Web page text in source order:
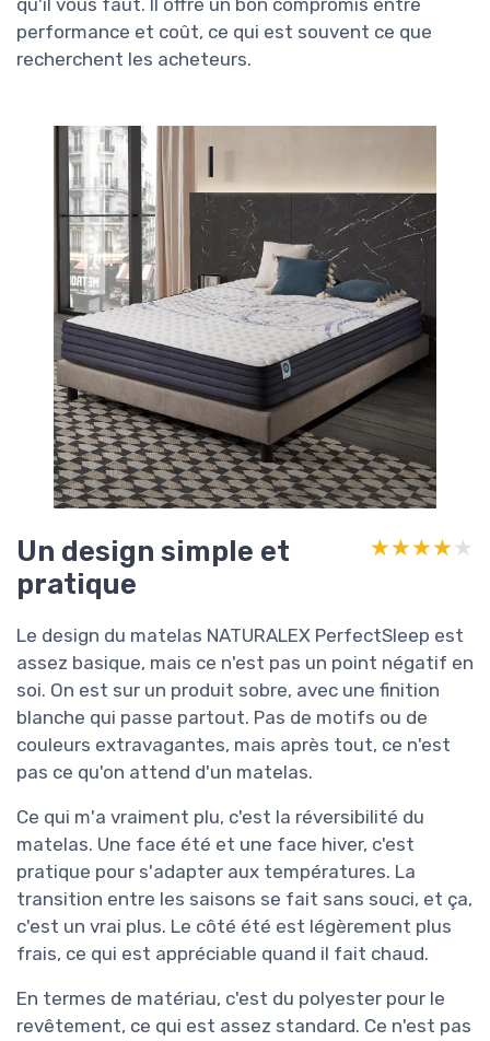
qu'il vous faut. Il offre un bon compromis entre
performance et coût, ce qui est souvent ce que
recherchent les acheteurs.
Un design simple et
pratique
★★★★★
★★★★★
Le design du matelas NATURALEX PerfectSleep est
assez basique, mais ce n'est pas un point négatif en
soi. On est sur un produit sobre, avec une finition
blanche qui passe partout. Pas de motifs ou de
couleurs extravagantes, mais après tout, ce n'est
pas ce qu'on attend d'un matelas.
Ce qui m'a vraiment plu, c'est la réversibilité du
matelas. Une face été et une face hiver, c'est
pratique pour s'adapter aux températures. La
transition entre les saisons se fait sans souci, et ça,
c'est un vrai plus. Le côté été est légèrement plus
frais, ce qui est appréciable quand il fait chaud.
En termes de matériau, c'est du polyester pour le
revêtement, ce qui est assez standard. Ce n'est pas